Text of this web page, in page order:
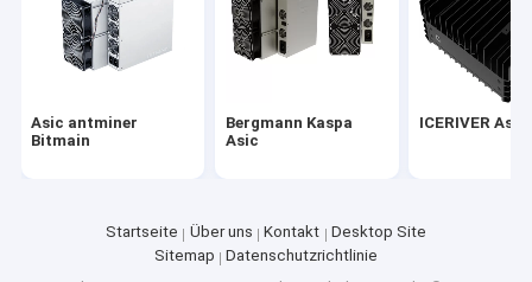
YAMI-Bergmann
Asic antminer
Bitmain
Bergmann Kaspa
Asic
ICERIVER
Startseite Über uns Kontakt
Desktop Site
Sitemap
Datenschutzrichtlinie